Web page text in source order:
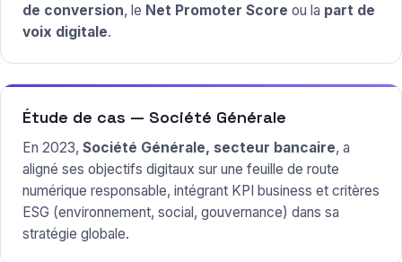
de conversion, le Net Promoter Score ou la part de
voix digitale.
Étude de cas — Société Générale
En 2023, Société Générale, secteur bancaire, a
aligné ses objectifs digitaux sur une feuille de route
numérique responsable, intégrant KPI business et critères
ESG (environnement, social, gouvernance) dans sa
stratégie globale.